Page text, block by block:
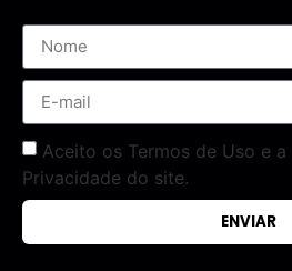
Aceito os Termos de Uso e
Privacidade do site.
ENVIAR